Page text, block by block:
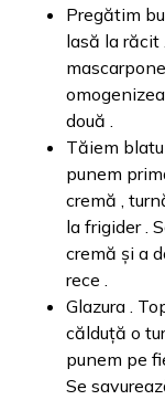
Pregătim
lasă la răcit
două .
Tăiem
punem
cremă ,
la frigider .
cremă și a
rece .
Glazura .
călduță o
punem pe
Se